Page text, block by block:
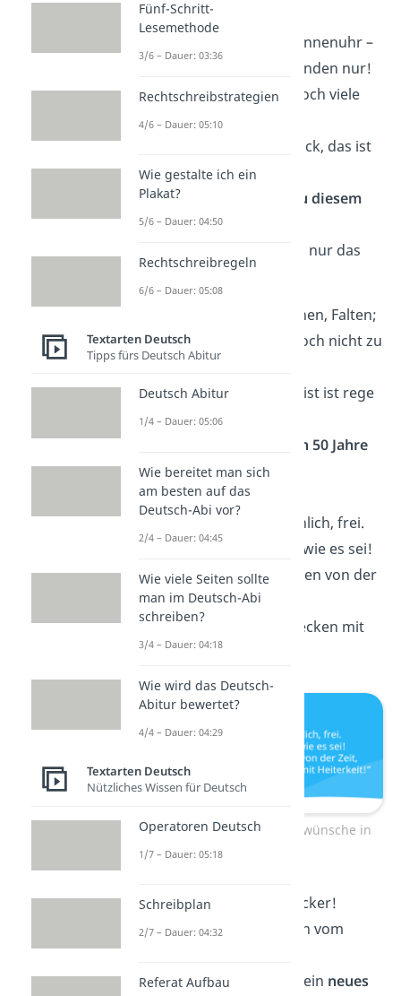
„Mach es wie die Sonnenuhr –
zähl die heit′ren Stunden nur!
Wir wünschen dir noch viele
Jahr′,
Gesundheit und Glück, das ist
doch klar.
Wir wünschen dir
zu diesem
Feste
von ganzem Herzen nur das
„Krähenfüsse, Furchen, Falten;
damit gehörst du noch nicht zu
den Alten.
Hauptsache, der Geist ist rege
und der Körper fit,
noch 50 Jahre
mit!“
„Frisch, fromm, fröhlich, frei.
Genieß dein Leben, wie es sei!
Lass dich nicht treiben von der
Zeit,
nimm Falten und Flecken mit
Heiterkeit
Lustige Geburtstagswünsche in
„Nimm dein Alter locker!
Nichts schmeißt dich vom
Feiere mit uns auf dein neues
Fünf-Schritt-
Lesemethode
3/6 – Dauer: 03:36
Rechtschreibstrategien
4/6 – Dauer: 05:10
Wie gestalte ich ein
Plakat?
5/6 – Dauer: 04:50
Rechtschreibregeln
6/6 – Dauer: 05:08
Textarten Deutsch
Tipps fürs Deutsch Abitur
Deutsch Abitur
1/4 – Dauer: 05:06
Wie bereitet man sich
am besten auf das
Deutsch-Abi vor?
2/4 – Dauer: 04:45
Wie viele Seiten sollte
man im Deutsch-Abi
schreiben?
3/4 – Dauer: 04:18
Wie wird das Deutsch-
Abitur bewertet?
4/4 – Dauer: 04:29
Textarten Deutsch
Nützliches Wissen für Deutsch
Operatoren Deutsch
1/7 – Dauer: 05:18
Schreibplan
2/7 – Dauer: 04:32
Referat Aufbau